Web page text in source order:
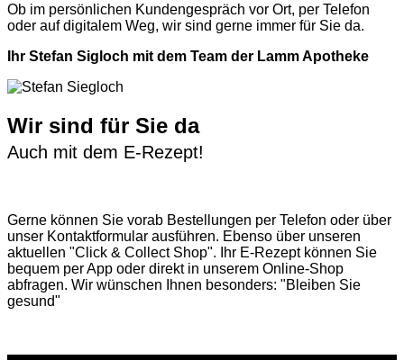
Ob im persönlichen Kundengespräch vor Ort, per Telefon
oder auf digitalem Weg, wir sind gerne immer für Sie da.
Ihr Stefan Sigloch mit dem Team der Lamm Apotheke
Wir sind für Sie da
Auch mit dem E-Rezept!
Gerne können Sie vorab Bestellungen per Telefon oder über
unser Kontaktformular ausführen. Ebenso über unseren
aktuellen "Click & Collect Shop". Ihr E-Rezept können Sie
bequem per App oder direkt in unserem Online-Shop
abfragen. Wir wünschen Ihnen besonders: "Bleiben Sie
gesund"